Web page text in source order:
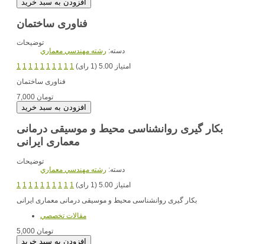
فناوری ساختمان
توضیحات
دسته: رشته مهندسي معماري
1 1 1 1 1 1 1 1 1 1
امتیاز 5.00 (1 رای)
7,000 تومان
بکار گیری روانشناسی محیط و موسیقی درمانی
معماری ایرانی
توضیحات
دسته: رشته مهندسي معماري
1 1 1 1 1 1 1 1 1 1
امتیاز 5.00 (1 رای)
بکار گیری روانشناسی محیط و موسیقی درمانی معماری ایرانی
مقالات تخصصي
5,000 تومان